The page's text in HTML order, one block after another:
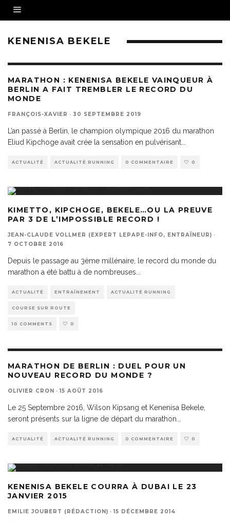
KENENISA BEKELE
MARATHON : KENENISA BEKELE VAINQUEUR À
BERLIN A FAIT TREMBLER LE RECORD DU
MONDE
FRANÇOIS-XAVIER · 30 SEPTEMBRE 2019
L’an passé à Berlin, le champion olympique 2016 du marathon
Eliud Kipchoge avait crée la sensation en pulvérisant
ACTUALITÉ ACTUALITÉ RUNNING 0 COMMENTAIRE 0
KIMETTO, KIPCHOGE, BEKELE…OU LA PREUVE
PAR 3 DE L’IMPOSSIBLE RECORD !
JEAN-CLAUDE VOLLMER (EXPERT LEPAPE-INFO, ENTRAÎNEUR) ·
7 OCTOBRE 2016
Depuis le passage au 3ème millénaire, le record du monde du
marathon a été battu à de nombreuses
ACTUALITÉ ENTRAÎNEMENT ACTUALITÉ RUNNING
COURSE SUR ROUTE
10 COMMENTS 0
MARATHON DE BERLIN : DUEL POUR UN
NOUVEAU RECORD DU MONDE ?
OLIVIER CRON · 15 AOÛT 2016
Le 25 Septembre 2016, Wilson Kipsang et Kenenisa Bekele,
seront présents sur la ligne de départ du marathon
ACTUALITÉ ACTUALITÉ RUNNING 0 COMMENTAIRE 0
KENENISA BEKELE COURRA À DUBAI LE 23
JANVIER 2015
EMILIE JOUBERT (RÉDACTION) · 15 DÉCEMBRE 2014